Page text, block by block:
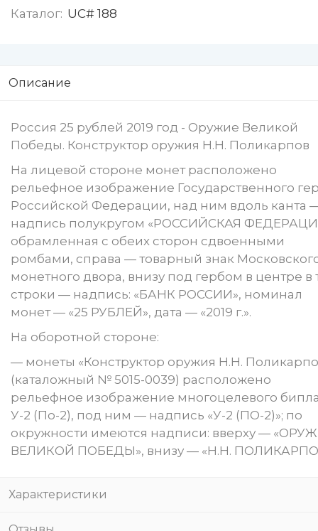
Каталог: UC# 188
Описание
Россия 25 рублей 2019 год - Оружие Великой
Победы. Конструктор оружия Н.Н. Поликарпов
На лицевой стороне монет расположено
рельефное изображение Государственного
Российской Федерации, над ним вдоль канта
надпись полукругом «РОССИЙСКАЯ
обрамленная с обеих сторон сдвоенными
ромбами, справа — товарный знак
монетного двора, внизу под гербом в центре в
строки — надпись: «БАНК РОССИИ», номинал
монет — «25 РУБЛЕЙ», дата — «2019 г.».
На оборотной стороне:
— монеты «Конструктор оружия Н.Н.
(каталожный № 5015-0039) расположено
рельефное изображение многоцелевого
У-2 (По-2), под ним — надпись «У-2 (ПО-2)»; по
окружности имеются надписи: вверху —
ВЕЛИКОЙ ПОБЕДЫ», внизу — «Н.Н.
Характеристики